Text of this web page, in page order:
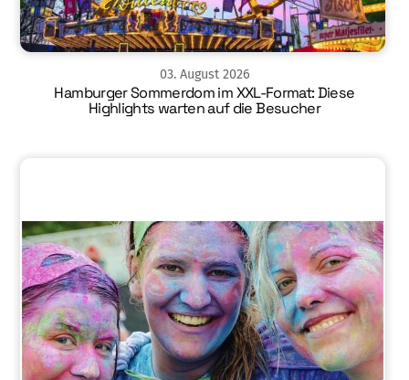
03. August 2026
Hamburger Sommerdom im XXL-Format: Diese
Highlights warten auf die Besucher